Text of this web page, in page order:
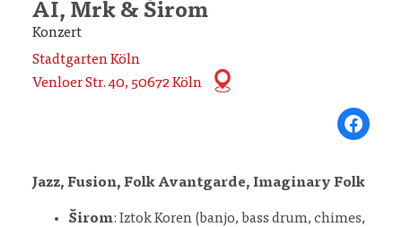
AI, Mrk & Širom
Konzert
Stadtgarten Köln
Venloer Str. 40, 50672 Köln
Share on
Jazz, Fusion, Folk Avantgarde, Imaginary Folk
Širom: Iztok Koren (banjo, bass drum, chimes,